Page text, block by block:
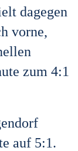
dagegen
vorne,
zum 4:1
auf 5:1.